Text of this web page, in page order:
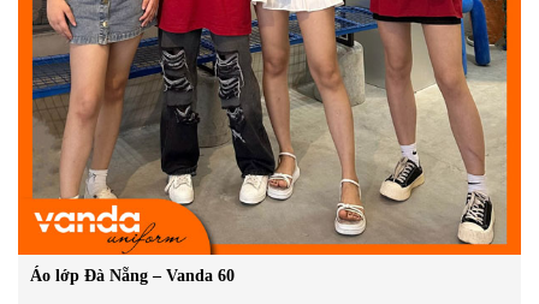
Áo lớp Đà Nẵng – Vanda 60